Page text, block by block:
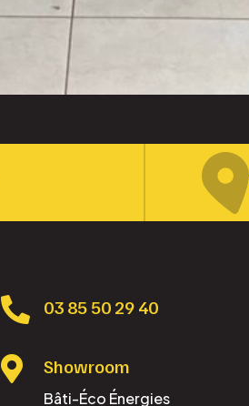
 03 85 50 29 40
 Showroom
Bâti-Éco Énergies